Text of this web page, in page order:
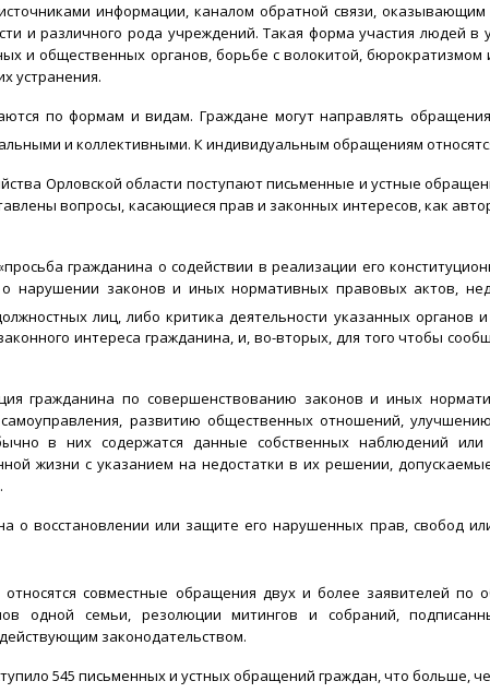
информации, каналом обратной связи,
и различного рода учреждений. Такая форма участия людей
и общественных органов, борьбе с волокитой,
устранения.
по формам и видам. Граждане могут направлять
и коллективными. К индивидуальным обращениям
Орловской области поступают письменные и устные
вопросы, касающиеся прав и законных интересов, как
гражданина о содействии в реализации его
нарушении законов и иных нормативных правовых актов,
лиц, либо критика деятельности указанных органов
интереса гражданина, и, во-вторых, для того чтобы
гражданина по совершенствованию законов и иных
развитию общественных отношений,
в них содержатся данные собственных наблюдений
жизни с указанием на недостатки в их решении,
о восстановлении или защите его нарушенных прав, свобод
совместные обращения двух и более заявителей
одной семьи, резолюции митингов и собраний,
законодательством.
545 письменных и устных обращений граждан, что больше,